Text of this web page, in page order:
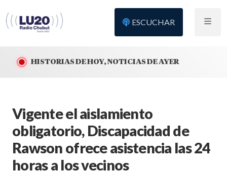
ESCUCHAR
HISTORIAS DE HOY, NOTICIAS DE AYER
Vigente el aislamiento
obligatorio, Discapacidad de
Rawson ofrece asistencia las 24
horas a los vecinos